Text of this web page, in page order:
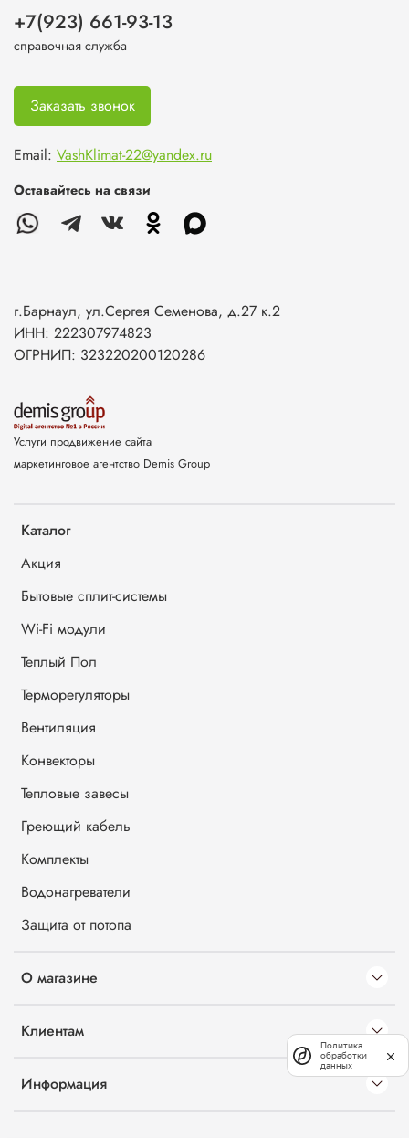
Каталог
Акция
Бытовые сплит-системы
Wi-Fi модули
Теплый Пол
Терморегуляторы
Вентиляция
Конвекторы
Тепловые завесы
Греющий кабель
Комплекты
Водонагреватели
Защита от потопа
О магазине
Клиентам
Информация
+7(923) 661-93-13
справочная служба
Заказать звонок
Email: VashKlimat-22@yandex.ru
Оставайтесь на связи
г.Барнаул, ул.Сергея Семенова, д.27 к.2
ИНН: 222307974823
ОГРНИП: 323220200120286
Услуги продвижение сайта
маркетинговое агентство Demis Group
Политика
обработки
данных